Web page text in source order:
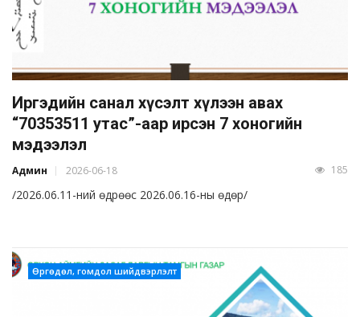
Иргэдийн санал хүсэлт хүлээн авах
“70353511 утас”-аар ирсэн 7 хоногийн
мэдээлэл
Админ 2026-06-18 185
/2026.06.11-ний өдрөөс 2026.06.16-ны өдөр/
Өргөдөл, гомдол шийдвэрлэлт